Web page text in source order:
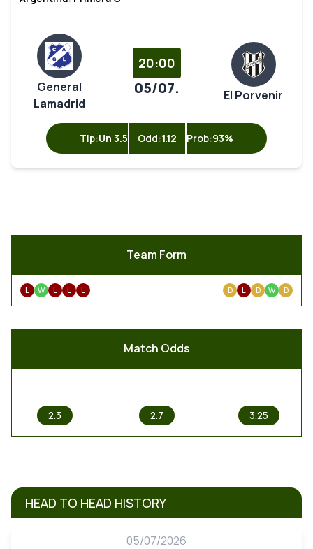
General
Lamadrid
20:00
05/07. El Porvenir
Tip:Un 3.5 Odd:1.12 Prob:93%
Team Form
L W L L L D L D W D
Match Odds
2.3 2.7 3.25
HEAD TO HEAD HISTORY
05/07/2026